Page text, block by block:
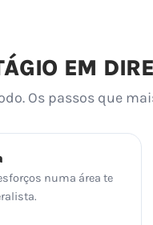
EM
Os passos que
numa área te